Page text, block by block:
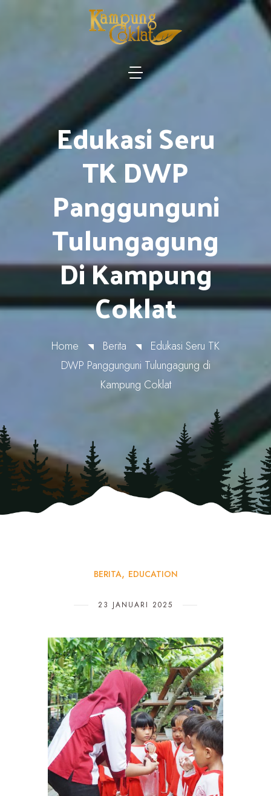
Edukasi Seru
TK DWP
Panggunguni
Tulungagung
Di Kampung
Coklat
Home Berita
Edukasi Seru TK
DWP Panggunguni Tulungagung di
Kampung Coklat
BERITA EDUCATION
23 JANUARI 2025